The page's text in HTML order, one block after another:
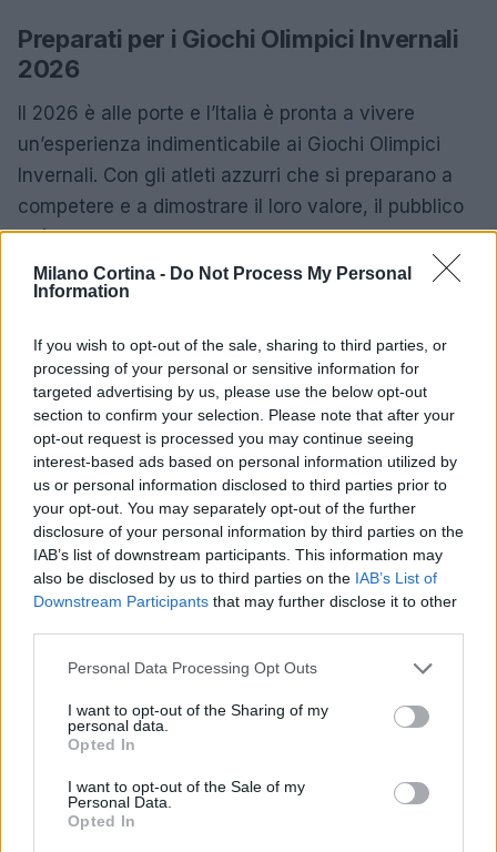
Milano Cortina - Do Not Process My Personal
Information
If you wish to opt-out of the sale, sharing to third parties, or
processing of your personal or sensitive information for
targeted advertising by us, please use the below opt-out
section to confirm your selection. Please note that after your
opt-out request is processed you may continue seeing
interest-based ads based on personal information utilized by
us or personal information disclosed to third parties prior to
your opt-out. You may separately opt-out of the further
disclosure of your personal information by third parties on the
IAB’s list of downstream participants. This information may
also be disclosed by us to third parties on the IAB’s List of
Downstream Participants that may further disclose it to other
Please note that this website/app uses one or more Google
not limited to your visit or usage behaviour. You may click to
grant or deny consent to Google and its third-party tags to
use your data for below specified purposes in below Google
consent section.
Personal Data Processing Opt Outs
I want to opt-out of the Sharing of my
personal data.
Opted In
I want to opt-out of the Sale of my
Personal Data.
Opted In
Preparati per i Giochi Olimpici Invernali
2026
Il 2026 è alle porte e l’Italia è pronta a vivere
un’esperienza indimenticabile ai Giochi Olimpici
Invernali. Con gli atleti azzurri che si preparano a
competere e a dimostrare il loro valore, il pubblico
può aspettarsi momenti di grande emozione e
spettacolo. Non perdere l’occasione di assistere a
questo straordinario evento! Iscriviti per ricevere
riguardanti le squadre olimpiche e gli atleti in gara!
AUTORE
AiAdhubMedia